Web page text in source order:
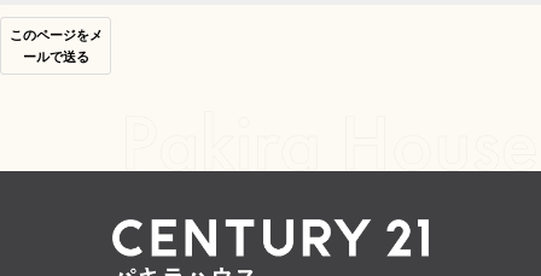
このページをメ
ールで送る